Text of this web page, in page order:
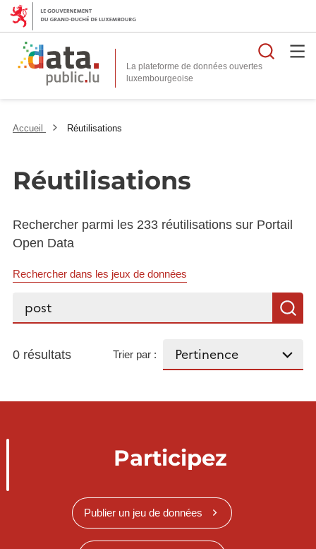
La plateforme de données ouvertes
Accueil Réutilisations
Réutilisations
Rechercher parmi les 233 réutilisations sur Portail
Open Data
Rechercher dans les jeux de données
Rechercher...
0 résultats Trier par :
Participez
Publier un jeu de données